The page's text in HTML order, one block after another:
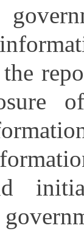
report